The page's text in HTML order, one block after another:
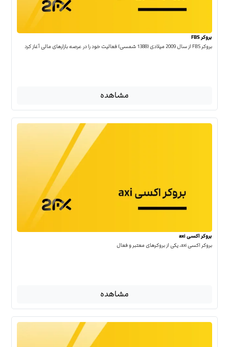
بروکر FBS
بروکر FBS از سال 2009 میلادی (1388 شمسی) فعالیت خود را در عرصه بازارهای مالی آغاز کرد
مشاهده
بروکر اکسی axi
بروکر اکسی axi، یکی از بروکرهای معتبر و فعال
مشاهده